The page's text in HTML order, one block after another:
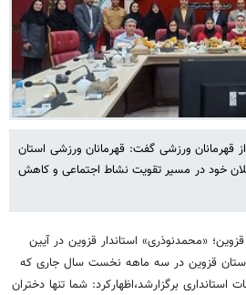
قهرمانان ورزشی گفت: قهرمانان ورزشی استان
خود در مسیر تقویت نشاط اجتماعی و کاهش
«محمدنوذری» استاندار قزوین در آیین
استان قزوین در سه ماهه نخست سال جاری که
برگزارشد،اظهارکرد: شما تنها دختران